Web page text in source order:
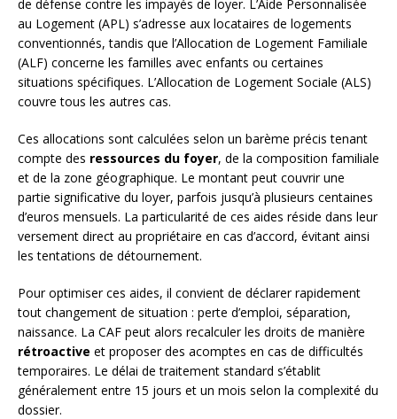
de défense contre les impayés de loyer. L’Aide Personnalisée
au Logement (APL) s’adresse aux locataires de logements
conventionnés, tandis que l’Allocation de Logement Familiale
(ALF) concerne les familles avec enfants ou certaines
situations spécifiques. L’Allocation de Logement Sociale (ALS)
couvre tous les autres cas.
Ces allocations sont calculées selon un barème précis tenant
compte des ressources du foyer, de la composition familiale
et de la zone géographique. Le montant peut couvrir une
partie significative du loyer, parfois jusqu’à plusieurs centaines
d’euros mensuels. La particularité de ces aides réside dans leur
versement direct au propriétaire en cas d’accord, évitant ainsi
les tentations de détournement.
Pour optimiser ces aides, il convient de déclarer rapidement
tout changement de situation : perte d’emploi, séparation,
naissance. La CAF peut alors recalculer les droits de manière
rétroactive et proposer des acomptes en cas de difficultés
temporaires. Le délai de traitement standard s’établit
généralement entre 15 jours et un mois selon la complexité du
dossier.